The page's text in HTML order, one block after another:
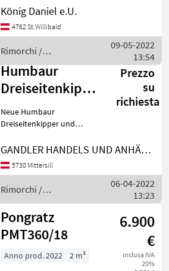
Nutzlast2.070 kg
Innenlänge4.000 mm
Gesamtlänge5.375 mm
Gesamtbreite2.050 mm
Innenhöhe50 mm
Gesamthöh
König Daniel e.U.
4762 St.Willibald
Rimorchi /
Humbaur
09-05-2022
13:54
Humbaur
Dreiseitenkipper
HTK
Prezzo
su
richiesta
Neue Humbaur
Dreiseitenkipper und
verfügbar!!!! Verschiedene
Certificato del tipo Rimorchi
GANDLER HANDELS UND ANHÄNGER GmbH
5730 Mittersill
Rimorchi /
Humbaur
06-04-2022
13:23
Pongratz
PMT360/18
6.900
€
inclusa IVA
20%
Anno prod. 2022
2 m³